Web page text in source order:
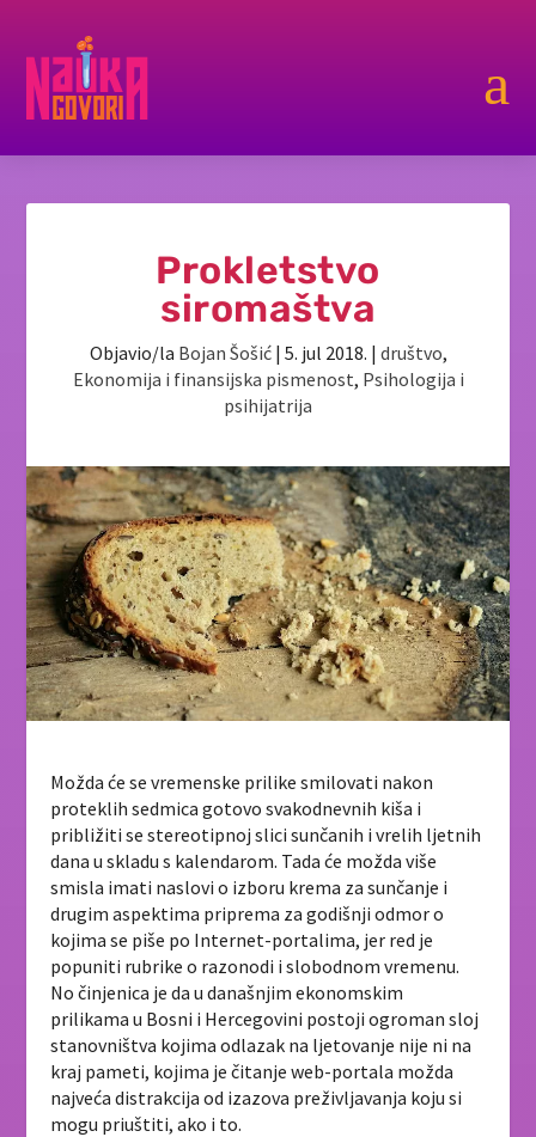
a
Prokletstvo
siromaštva
Objavio/la Bojan Šošić| 5. jul 2018. | društvo,
Ekonomija i finansijska pismenost, Psihologija i
psihijatrija
Možda će se vremenske prilike smilovati nakon
proteklih sedmica gotovo svakodnevnih kiša i
približiti se stereotipnoj slici sunčanih i vrelih ljetnih
dana u skladu s kalendarom. Tada će možda više
smisla imati naslovi o izboru krema za sunčanje i
drugim aspektima priprema za godišnji odmor o
kojima se piše po Internet-portalima, jer red je
popuniti rubrike o razonodi i slobodnom vremenu.
No činjenica je da u današnjim ekonomskim
prilikama u Bosni i Hercegovini postoji ogroman sloj
stanovništva kojima odlazak na ljetovanje nije ni na
kraj pameti, kojima je čitanje web-portala možda
najveća distrakcija od izazova preživljavanja koju si
mogu priuštiti, ako i to.